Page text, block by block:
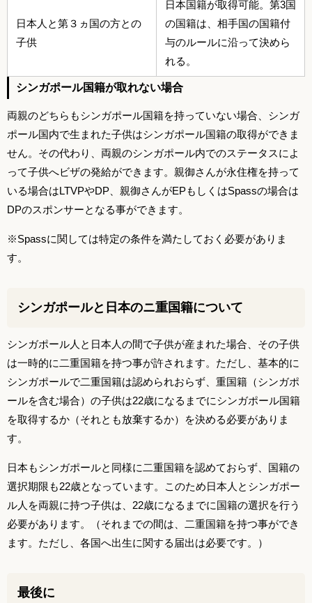
日本人と第３ヵ国の方との
子供
日本国籍が取得可能。第3国
の国籍は、相手国の国籍付
与のルールに沿って決めら
れる。
シンガポール国籍が取れない場合
両親のどちらもシンガポール国籍を持っていない場合、シンガ
ポール国内で生まれた子供はシンガポール国籍の取得ができま
せん。その代わり、両親のシンガポール内でのステータスによ
って子供へビザの発給ができます。親御さんが永住権を持って
いる場合はLTVPやDP、親御さんがEPもしくはSpassの場合は
DPのスポンサーとなる事ができます。
※Spassに関しては特定の条件を満たしておく必要がありま
す。
シンガポールと日本のニ重国籍について
シンガポール人と日本人の間で子供が産まれた場合、その子供
は一時的に二重国籍を持つ事が許されます。ただし、基本的に
シンガポールで二重国籍は認められおらず、重国籍（シンガポ
ールを含む場合）の子供は22歳になるまでにシンガポール国籍
を取得するか（それとも放棄するか）を決める必要がありま
す。
日本もシンガポールと同様に二重国籍を認めておらず、国籍の
選択期限も22歳となっています。このため日本人とシンガポー
ル人を両親に持つ子供は、22歳になるまでに国籍の選択を行う
必要があります。（それまでの間は、二重国籍を持つ事ができ
ます。ただし、各国へ出生に関する届出は必要です。）
最後に